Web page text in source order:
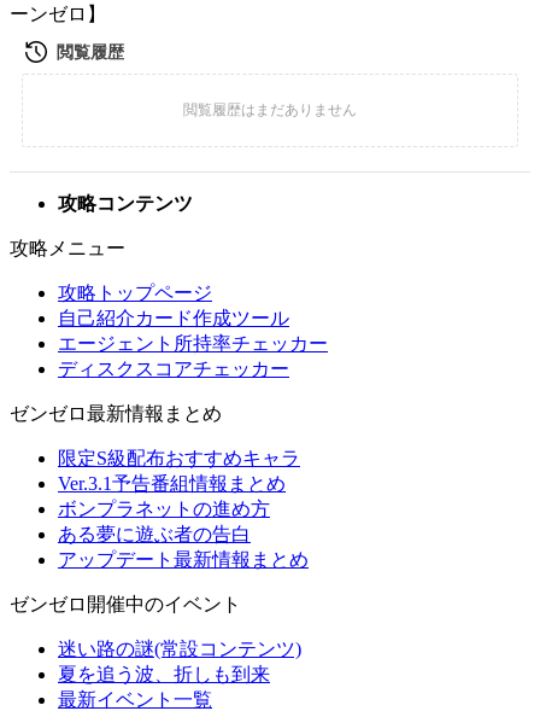
ーンゼロ】
攻略コンテンツ
攻略メニュー
攻略トップページ
自己紹介カード作成ツール
エージェント所持率チェッカー
ディスクスコアチェッカー
ゼンゼロ最新情報まとめ
限定S級配布おすすめキャラ
Ver.3.1予告番組情報まとめ
ボンプラネットの進め方
ある夢に遊ぶ者の告白
アップデート最新情報まとめ
ゼンゼロ開催中のイベント
迷い路の謎(常設コンテンツ)
夏を追う波、折しも到来
最新イベント一覧